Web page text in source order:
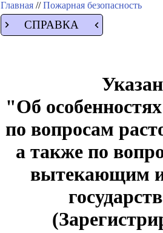
Главная //Пожарная безопасность
СПРАВКА
"Об
по вопросам
а также по
вытекающим